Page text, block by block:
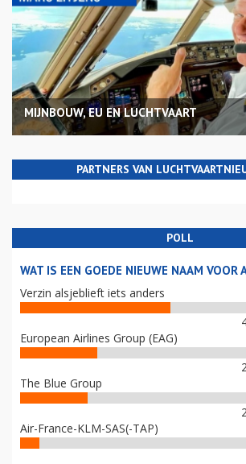
MIJNBOUW, EU EN LUCHTVAART
PARTNERS VAN
POLL
WAT IS EEN GOEDE NIEUWE NAAM VOOR
Verzin alsjeblieft iets anders
European Airlines Group (EAG)
The Blue Group
Air-France-KLM-SAS(-TAP)